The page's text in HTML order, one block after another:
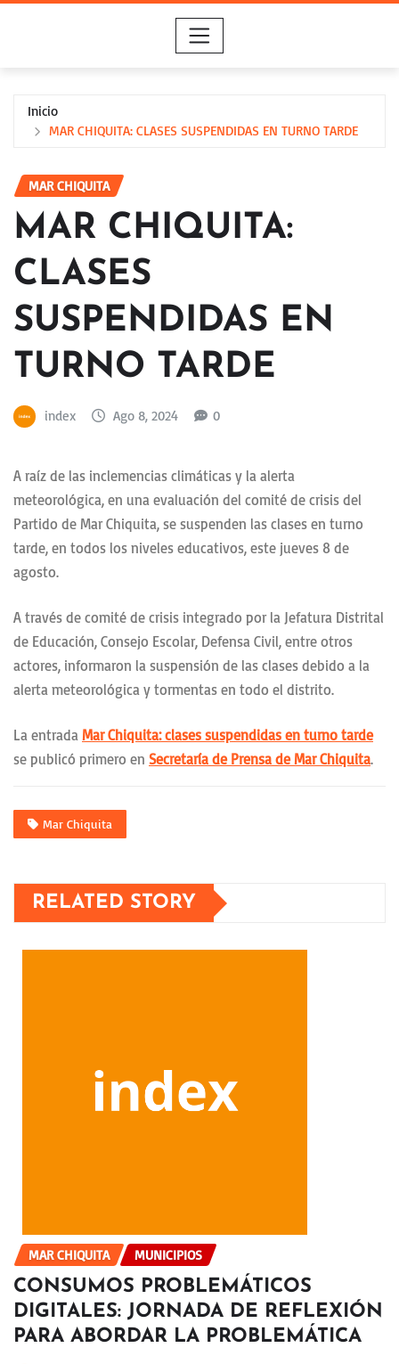
Inicio
MAR CHIQUITA: CLASES SUSPENDIDAS EN TURNO TARDE
MAR CHIQUITA
MAR CHIQUITA:
CLASES
SUSPENDIDAS EN
TURNO TARDE
index Ago 8, 2024 0
A raíz de las inclemencias climáticas y la alerta
meteorológica, en una evaluación del comité de crisis del
Partido de Mar Chiquita, se suspenden las clases en turno
tarde, en todos los niveles educativos, este jueves 8 de
agosto.
A través de comité de crisis integrado por la Jefatura Distrital
de Educación, Consejo Escolar, Defensa Civil, entre otros
actores, informaron la suspensión de las clases debido a la
alerta meteorológica y tormentas en todo el distrito.
La entrada Mar Chiquita: clases suspendidas en turno tarde
se publicó primero en Secretaría de Prensa de Mar Chiquita.
Mar Chiquita
RELATED STORY
MAR CHIQUITA MUNICIPIOS
CONSUMOS PROBLEMÁTICOS
DIGITALES: JORNADA DE REFLEXIÓN
PARA ABORDAR LA PROBLEMÁTICA